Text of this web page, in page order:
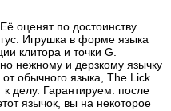
оценят по достоинству
Игрушка в форме языка
клитора и точки G.
нежному и дерзкому язычку
обычного языка, The Lick
к делу. Гарантируем: после
язычок, вы на некоторое